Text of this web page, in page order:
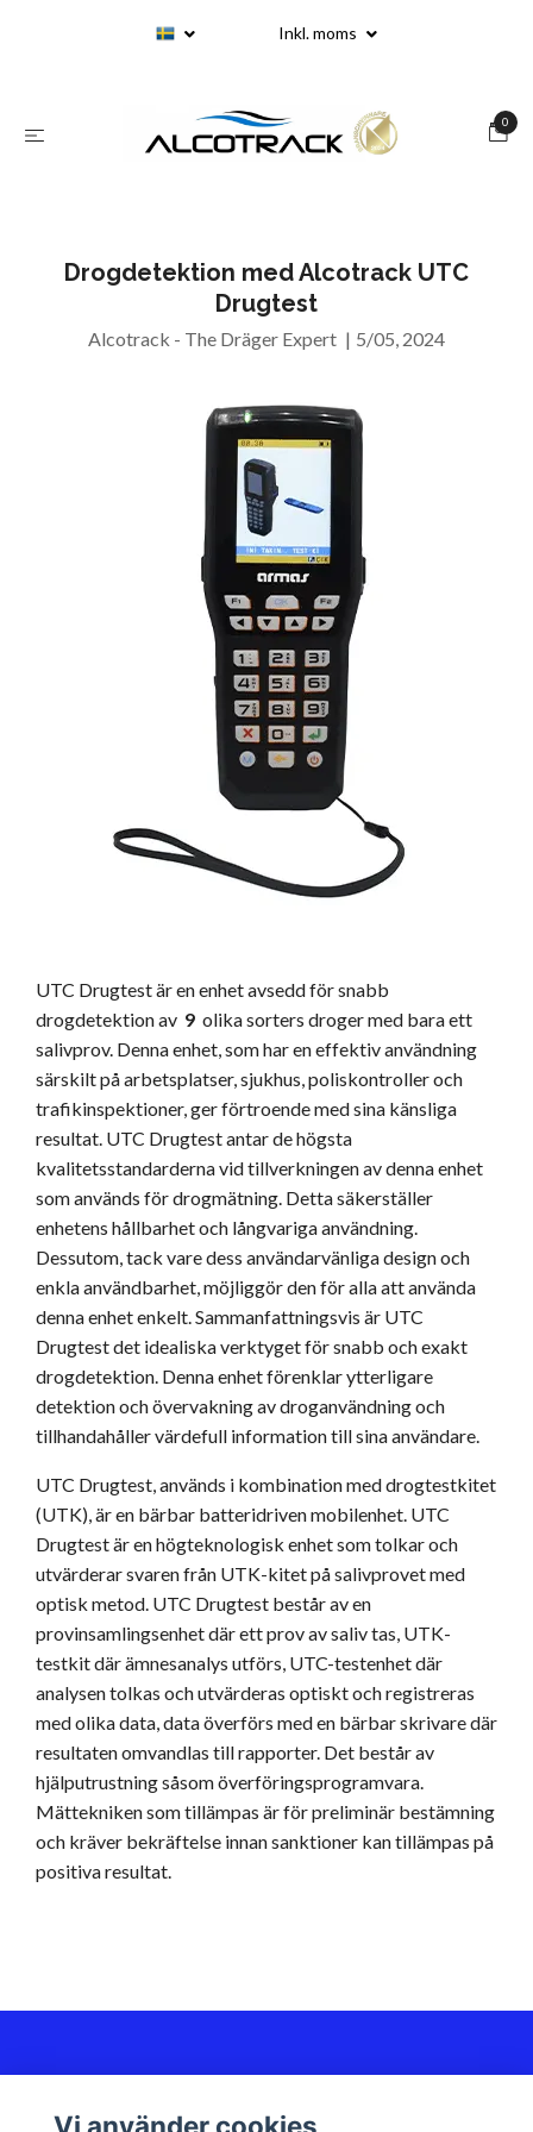
Inkl. moms
0
Drogdetektion med Alcotrack UTC
Drugtest
Alcotrack - The Dräger Expert | 5/05, 2024
UTC Drugtest är en enhet avsedd för snabb
drogdetektion av 9 olika sorters droger med bara ett
salivprov. Denna enhet, som har en effektiv användning
särskilt på arbetsplatser, sjukhus, poliskontroller och
trafikinspektioner, ger förtroende med sina känsliga
resultat. UTC Drugtest antar de högsta
kvalitetsstandarderna vid tillverkningen av denna enhet
som används för drogmätning. Detta säkerställer
enhetens hållbarhet och långvariga användning.
Dessutom, tack vare dess användarvänliga design och
enkla användbarhet, möjliggör den för alla att använda
denna enhet enkelt. Sammanfattningsvis är UTC
Drugtest det idealiska verktyget för snabb och exakt
drogdetektion. Denna enhet förenklar ytterligare
detektion och övervakning av droganvändning och
tillhandahåller värdefull information till sina användare.
UTC Drugtest, används i kombination med drogtestkitet
(UTK), är en bärbar batteridriven mobilenhet. UTC
Drugtest är en högteknologisk enhet som tolkar och
utvärderar svaren från UTK-kitet på salivprovet med
optisk metod. UTC Drugtest består av en
provinsamlingsenhet där ett prov av saliv tas, UTK-
testkit där ämnesanalys utförs, UTC-testenhet där
analysen tolkas och utvärderas optiskt och registreras
med olika data, data överförs med en bärbar skrivare där
resultaten omvandlas till rapporter. Det består av
hjälputrustning såsom överföringsprogramvara.
Mättekniken som tillämpas är för preliminär bestämning
och kräver bekräftelse innan sanktioner kan tillämpas på
positiva resultat.